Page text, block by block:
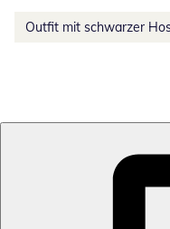
Outfit mit schwarzer